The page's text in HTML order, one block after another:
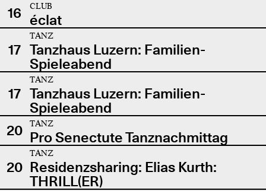
16
CLUB
éclat
17
TANZ
Tanzhaus Luzern: Familien-
Spieleabend
17
TANZ
Tanzhaus Luzern: Familien-
Spieleabend
20
TANZ
Pro Senectute Tanznachmittag
20
TANZ
Residenzsharing: Elias Kurth:
THRILL(ER)